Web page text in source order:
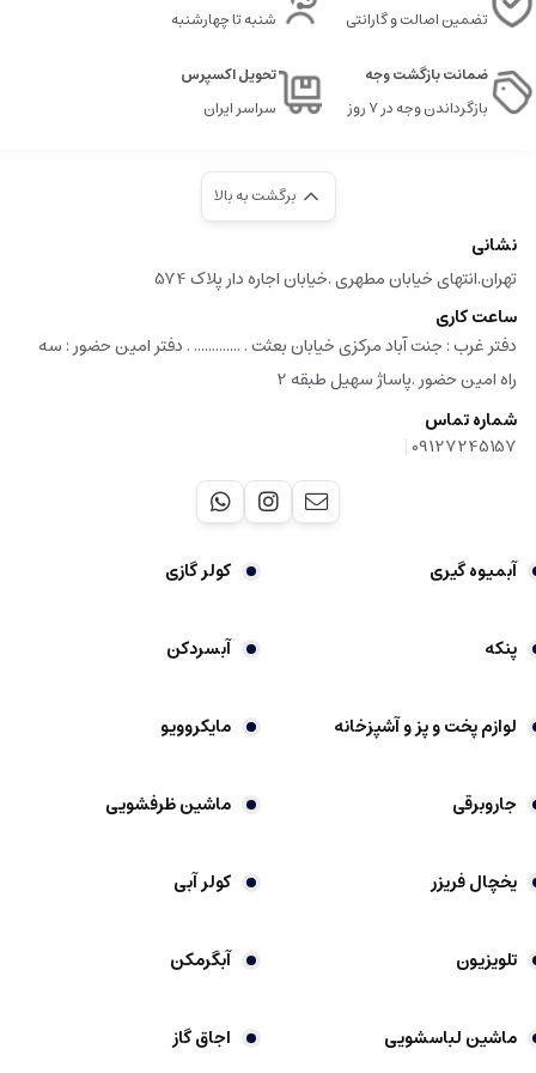
تضمین اصالت و گارانتی
شنبه تا چهارشنبه
ضمانت بازگشت وجه
بازگرداندن وجه در ۷ روز
تحویل اکسپرس
سراسر ایران
برگشت به بالا
نشانی
تهران.انتهای خیابان مطهری .خیابان اجاره دار پلاک 574
ساعت کاری
دفتر غرب : جنت آباد مرکزی خیابان بعثت . ............. . دفتر امین حضور : سه
راه امین حضور .پاساژ سهیل طبقه 2
شماره تماس
09127245157
|
آبمیوه گیری کولر گازی
پنکه آبسردکن
لوازم پخت و پز و آشپزخانه مایکروویو
جاروبرقی ماشین ظرفشویی
یخچال فریزر کولر آبی
تلویزیون آبگرمکن
ماشین لباسشویی اجاق گاز